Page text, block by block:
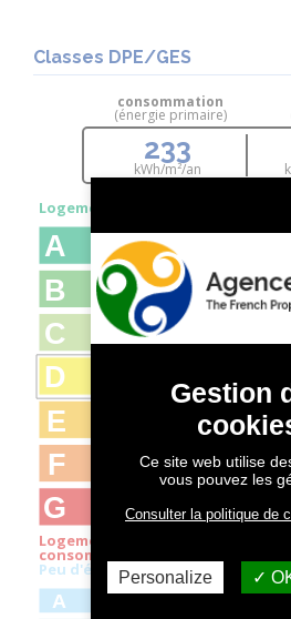
Classes DPE/GES
consommation
(énergie primaire)
233
kWh/m²/an
Logement très performant
A
B
C
D
E
F
G
Logement extrêmement
consommateur d'énergie
Peu d'émissions de CO2
A
Gestion
Ce site web utilise
vous pouvez les
Consulter la politique de
Personalize